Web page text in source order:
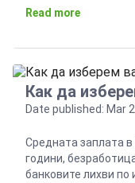
година. Брокери,
Read more
Как да
Date published: Mar
Средната заплата
години,
банковите лихви по